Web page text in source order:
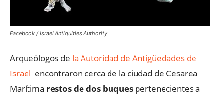
Facebook / Israel Antiquities Authority
Arqueólogos de la Autoridad de Antigüedades de
Israel encontraron cerca de la ciudad de Cesarea
Marítima restos de dos buques pertenecientes a